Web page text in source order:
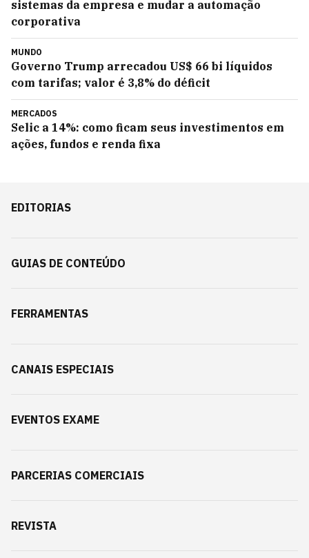
sistemas da empresa e mudar a automação
corporativa
MUNDO
Governo Trump arrecadou US$ 66 bi líquidos
com tarifas; valor é 3,8% do déficit
MERCADOS
Selic a 14%: como ficam seus investimentos em
ações, fundos e renda fixa
EDITORIAS
GUIAS DE CONTEÚDO
FERRAMENTAS
CANAIS ESPECIAIS
EVENTOS EXAME
PARCERIAS COMERCIAIS
REVISTA